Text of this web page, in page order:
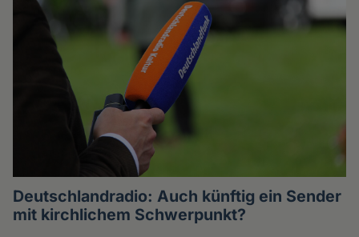
Deutschlandradio: Auch künftig ein Sender
mit kirchlichem Schwerpunkt?